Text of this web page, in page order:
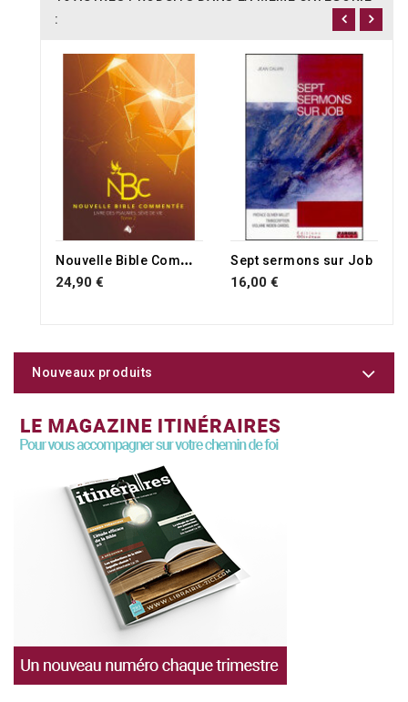
:
RUPTURE DE STOCK N
ouvelle Bible Commentée 6 NBC
24,90 €
Sept sermons sur Job
16,00 €
Nouveaux produits